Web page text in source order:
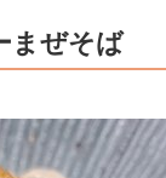
まぜそば